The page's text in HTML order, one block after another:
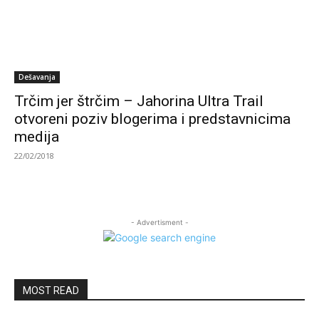
Dešavanja
Trčim jer štrčim – Jahorina Ultra Trail
otvoreni poziv blogerima i predstavnicima
medija
22/02/2018
- Advertisment -
MOST READ